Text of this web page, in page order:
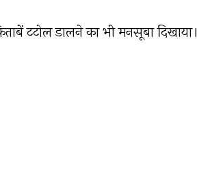
टटोल डालने का भी मनसूबा दिखाया।